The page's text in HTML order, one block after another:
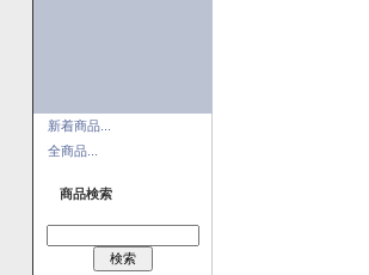
新着商品...
全商品...
商品検索